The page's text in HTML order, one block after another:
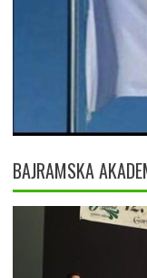
BAJRAMSKA